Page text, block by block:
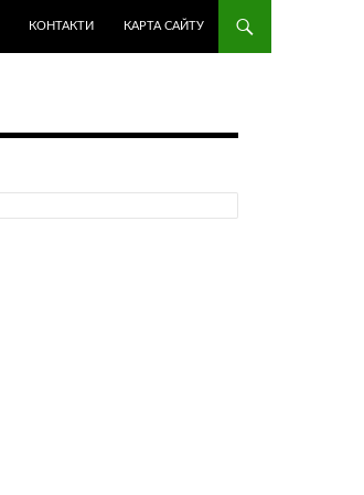
КОНТАКТИ КАРТА САЙТУ